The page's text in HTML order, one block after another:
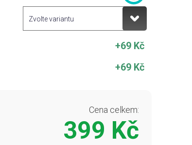
+69 Kč
+69 Kč
Cena celkem:
399 Kč